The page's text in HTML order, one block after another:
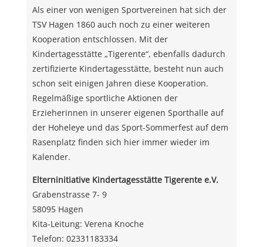
Als einer von wenigen Sportvereinen hat sich der
TSV Hagen 1860 auch noch zu einer weiteren
Kooperation entschlossen. Mit der
Kindertagesstätte „Tigerente“, ebenfalls dadurch
zertifizierte Kindertagesstätte, besteht nun auch
schon seit einigen Jahren diese Kooperation.
Regelmäßige sportliche Aktionen der
Erzieherinnen in unserer eigenen Sporthalle auf
der Hoheleye und das Sport-Sommerfest auf dem
Rasenplatz finden sich hier immer wieder im
Kalender.
Elterninitiative Kindertagesstätte Tigerente e.V.
Grabenstrasse 7- 9
58095 Hagen
Kita-Leitung: Verena Knoche
Telefon: 02331183334